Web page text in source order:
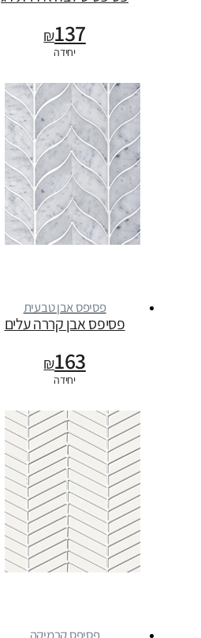
₪137
יחידה
פסיפס אבן טבעית
פסיפס אבן קררה עלים
₪163
יחידה